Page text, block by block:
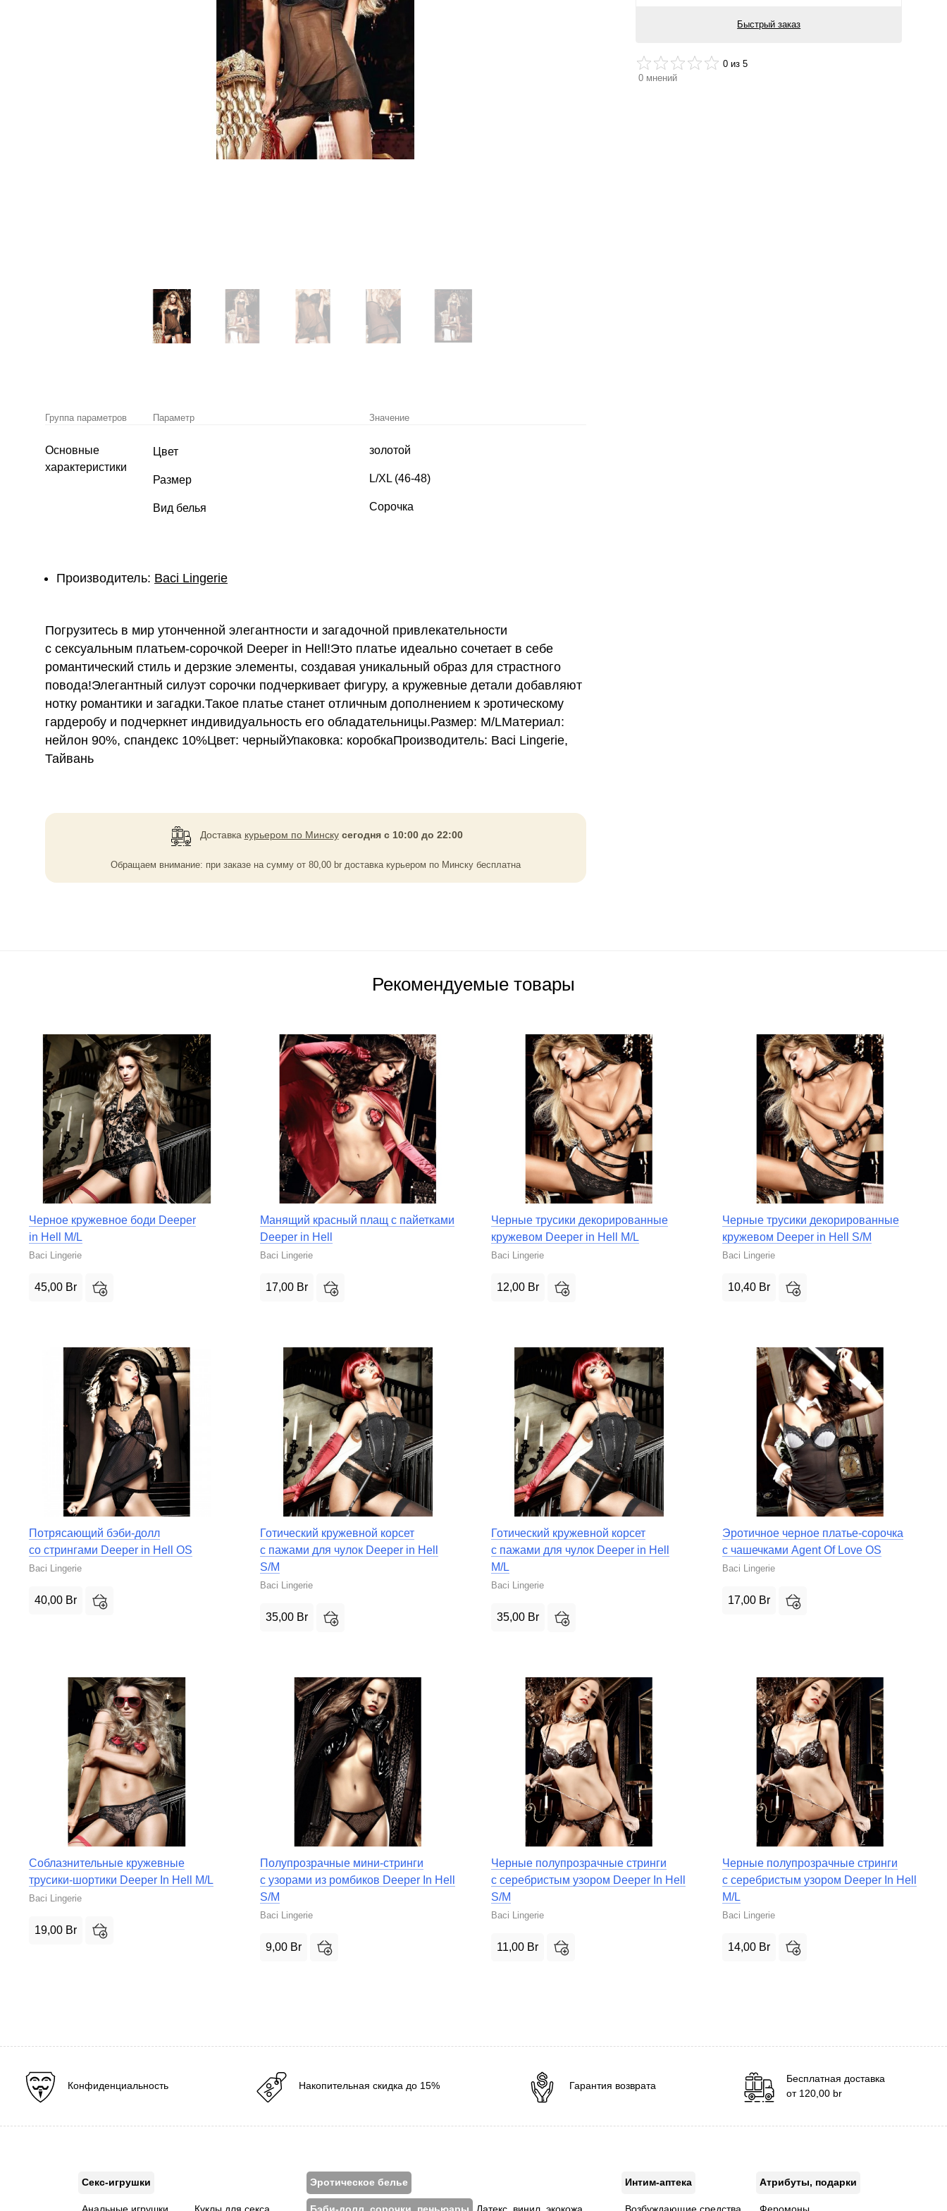
Быстрый заказ
0 из 5
0 мнений
Группа параметров Параметр Значение
Основные
характеристики
Цвет золотой
Размер L/XL (46-48)
Вид белья Сорочка
Производитель: Baci Lingerie
Погрузитесь в мир утонченной элегантности и загадочной привлекательности
с сексуальным платьем-сорочкой Deeper in Hell!Это платье идеально сочетает в себе
романтический стиль и дерзкие элементы, создавая уникальный образ для страстного
повода!Элегантный силуэт сорочки подчеркивает фигуру, а кружевные детали добавляют
нотку романтики и загадки.Такое платье станет отличным дополнением к эротическому
гардеробу и подчеркнет индивидуальность его обладательницы.Размер: M/LМатериал:
нейлон 90%, спандекс 10%Цвет: черныйУпаковка: коробкаПроизводитель: Baci Lingerie,
Тайвань
Доставка курьером по Минску сегодня с 10:00 до 22:00
Обращаем внимание: при заказе на сумму от 80,00 br доставка курьером по Минску бесплатна
Рекомендуемые товары
Черное кружевное боди Deeper
in Hell M/L
Baci Lingerie
45,00 Br
Манящий красный плащ с пайетками
Deeper in Hell
Baci Lingerie
17,00 Br
Черные трусики декорированные
кружевом Deeper in Hell M/L
Baci Lingerie
12,00 Br
Черные трусики декорированные
кружевом Deeper in Hell S/M
Baci Lingerie
10,40 Br
Потрясающий бэби-долл
со стрингами Deeper in Hell OS
Baci Lingerie
40,00 Br
Готический кружевной корсет
с пажами для чулок Deeper in Hell
S/M
Baci Lingerie
35,00 Br
Готический кружевной корсет
с пажами для чулок Deeper in Hell
M/L
Baci Lingerie
35,00 Br
Эротичное черное платье-сорочка
с чашечками Agent Of Love OS
Baci Lingerie
17,00 Br
Соблазнительные кружевные
трусики-шортики Deeper In Hell M/L
Baci Lingerie
19,00 Br
Полупрозрачные мини-стринги
с узорами из ромбиков Deeper In Hell
S/M
Baci Lingerie
9,00 Br
Черные полупрозрачные стринги
с серебристым узором Deeper In Hell
S/M
Baci Lingerie
11,00 Br
Черные полупрозрачные стринги
с серебристым узором Deeper In Hell
M/L
Baci Lingerie
14,00 Br
Конфиденциальность Накопительная скидка до 15% Гарантия возврата
Бесплатная доставка
от 120,00 br
Секс-игрушки Эротическое белье Интим-аптека Атрибуты, подарки